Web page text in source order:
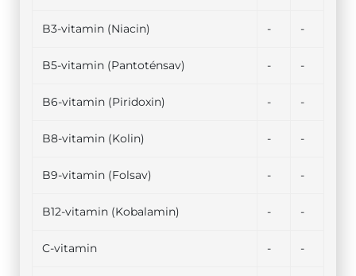
B3-vitamin (Niacin) - -
B5-vitamin (Pantoténsav) - -
B6-vitamin (Piridoxin) - -
B8-vitamin (Kolin) - -
B9-vitamin (Folsav) - -
B12-vitamin (Kobalamin) - -
C-vitamin - -